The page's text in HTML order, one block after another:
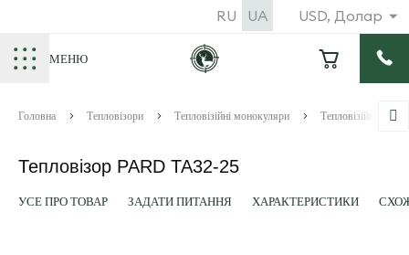
USD, Долар
RU UA
МЕНЮ
Головна Тепловізори Тепловізійні монокуляри Тепловізійні
Тепловізор PARD TA32-25
УСЕ ПРО ТОВАР ЗАДАТИ ПИТАННЯ ХАРАКТЕРИСТИКИ